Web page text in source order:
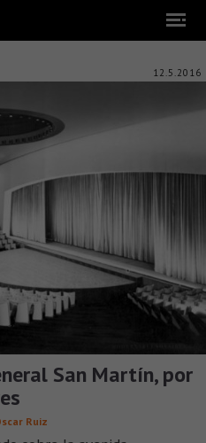
12.5.2016
San Martín, por
Ruiz